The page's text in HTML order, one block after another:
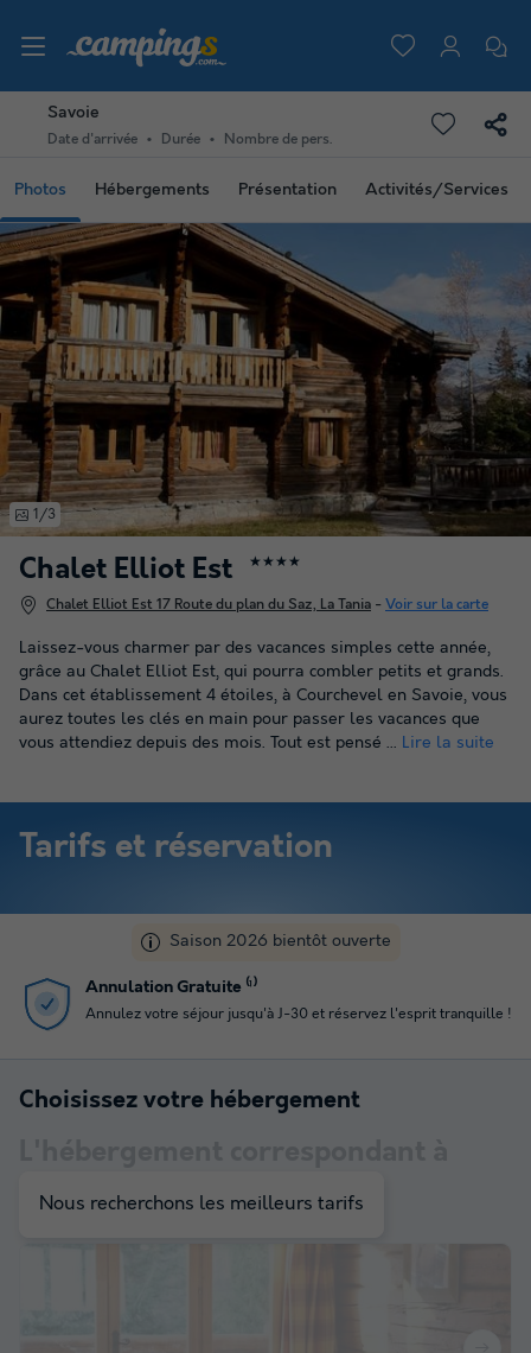
Savoie
Date d'arrivée Durée Nombre de pers.
Photos Hébergements Présentation Activités/Services
Chalet Elliot Est ★★★★
Chalet Elliot Est 17 Route du plan du Saz, La Tania - Voir sur la carte
1/3
Laissez-vous charmer par des vacances simples cette année,
grâce au Chalet Elliot Est, qui pourra combler petits et grands.
Dans cet établissement 4 étoiles, à Courchevel en Savoie, vous
aurez toutes les clés en main pour passer les vacances que
vous attendiez depuis des mois. Tout est pensé ... Lire la suite
Tarifs et réservation
Saison 2026 bientôt ouverte
tranquille !
Paiement en plusieurs fois
Profitez du paiement en 4 fois pour gérer
Choisissez votre hébergement
votre sélection
Nous recherchons les meilleurs tarifs